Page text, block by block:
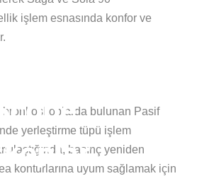
işlem esnasında konfor ve
bulunan Pasif
yerleştirme tüpü işlem
basınç yeniden
konturlarına uyum sağlamak için